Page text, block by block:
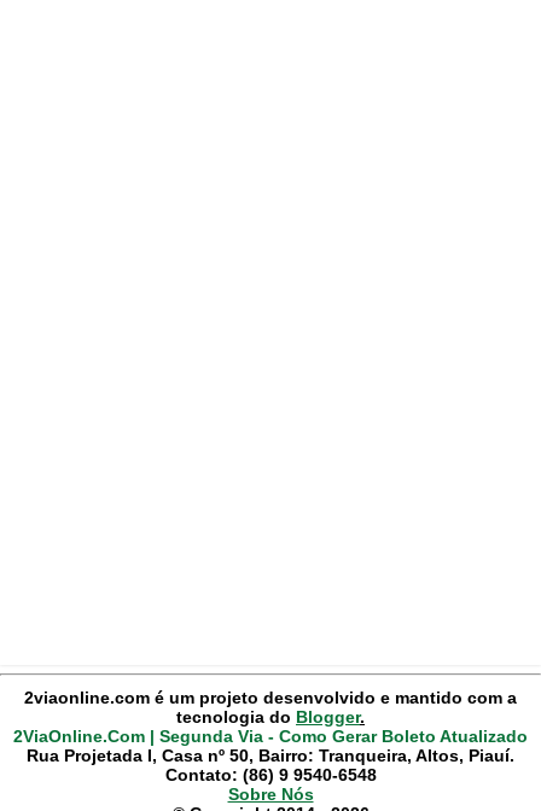
2viaonline.com é um projeto desenvolvido e mantido com a
tecnologia do Blogger.
2ViaOnline.Com | Segunda Via - Como Gerar Boleto Atualizado
Rua Projetada I, Casa nº 50, Bairro: Tranqueira, Altos, Piauí.
Contato: (86) 9 9540-6548
Sobre Nós